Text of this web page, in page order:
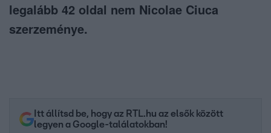
legalább 42 oldal nem Nicolae Ciuca
szerzeménye.
Itt állítsd be, hogy az RTL.hu az elsők között
legyen a Google-találatokban!